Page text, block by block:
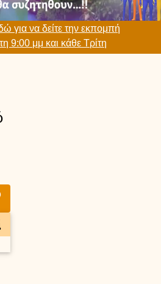
για να δείτε την εκπομπή
9:00 μμ και κάθε Τρίτη